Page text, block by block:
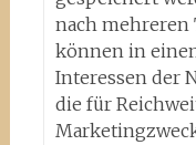
nach mehreren
können in
Interessen der
die für